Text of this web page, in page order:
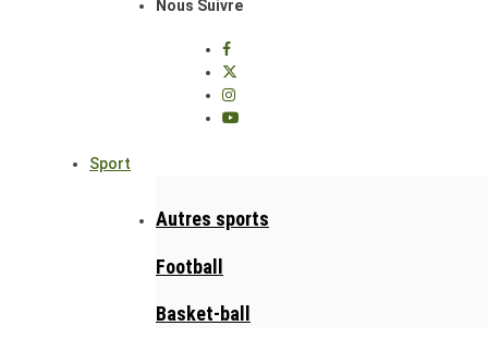
Nous Suivre
Sport
Autres sports
Football
Basket-ball